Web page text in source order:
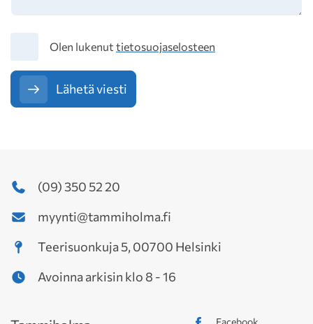
TietosuojaOlen lukenut tietosuojaselosteen
Lähetä viesti
(09) 350 52 20
myynti@tammiholma.fi
Teerisuonkuja 5, 00700 Helsinki
Avoinna arkisin klo 8 - 16
Facebook